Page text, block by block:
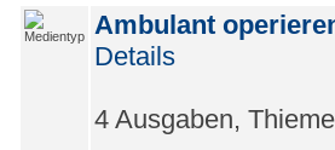
Ambulant
Details
4 Ausgaben,